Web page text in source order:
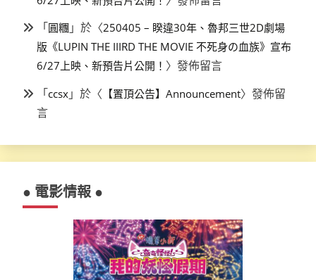
「圓糰 」於〈250405 – 睽違30年、魯邦三世2D劇場
版《LUPIN THE IIIRD THE MOVIE 不死身の血族》宣布
6/27上映、新預告片公開！ 〉發佈留言
「ccsx 」於〈 【置頂公告】Announcement〉發佈留
言
● 電影情報 ●